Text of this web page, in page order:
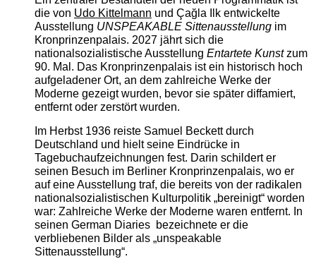
die von Udo Kittelmann und Çağla Ilk entwickelte
Ausstellung UNSPEAKABLE Sittenausstellungim
Kronprinzenpalais. 2027 jährt sich die
nationalsozialistische Ausstellung Entartete Kunstzum
90. Mal. Das Kronprinzenpalais ist ein historisch hoch
aufgeladener Ort, an dem zahlreiche Werke der
Moderne gezeigt wurden, bevor sie später diffamiert,
entfernt oder zerstört wurden.
Im Herbst 1936 reiste Samuel Beckett durch
Deutschland und hielt seine Eindrücke in
Tagebuchaufzeichnungen fest. Darin schildert er
seinen Besuch im Berliner Kronprinzenpalais, wo er
auf eine Ausstellung traf, die bereits von der radikalen
nationalsozialistischen Kulturpolitik „bereinigt“ worden
war: Zahlreiche Werke der Moderne waren entfernt. In
seinen German Diaries bezeichnete er die
verbliebenen Bilder als „unspeakable
Sittenausstellung“.